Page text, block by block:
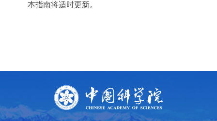
本指南将适时更新。